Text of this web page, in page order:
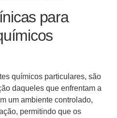
para
químicos particulares, são
daqueles que enfrentam a
um ambiente controlado,
permitindo que os